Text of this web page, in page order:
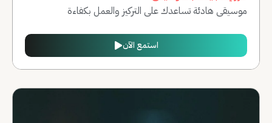
موسيقى هادئة تساعدك على التركيز والعمل بكفاءة
استمع الآن